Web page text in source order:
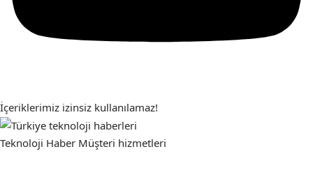
İçeriklerimiz izinsiz kullanılamaz!
Teknoloji Haber Müşteri hizmetleri